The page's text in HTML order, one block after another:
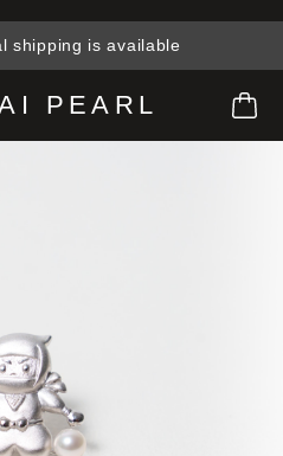
shipping is available
PEARL